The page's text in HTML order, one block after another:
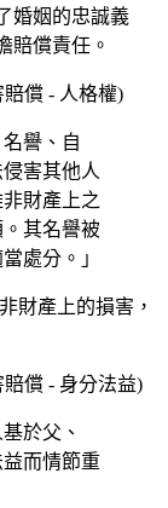
婚姻的忠誠義
賠償責任。
賠償 - 人格權)
譽、自
害其他人
財產上之
其名譽被
處分。」
財產上的損害，
賠償 - 身分法益)
於父、
而情節重